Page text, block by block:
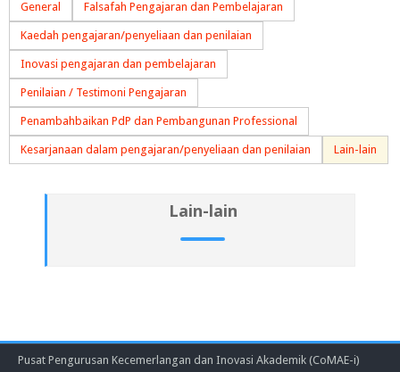
Search
portfolios
General
Falsafah Pengajaran dan Pembelajaran
Kaedah pengajaran/penyeliaan dan penilaian
Inovasi pengajaran dan pembelajaran
Penilaian / Testimoni Pengajaran
Penambahbaikan PdP dan Pembangunan Professional
Kesarjanaan dalam pengajaran/penyeliaan dan penilaian Lain-lain
Lain-lain
Pusat Pengurusan Kecemerlangan dan Inovasi Akademik (CoMAE-i)